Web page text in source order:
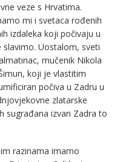
veze s Hrvatima.
mi i svetaca rođenih
izdaleka koji počivaju u
slavimo. Uostalom, sveti
mučenik Nikola
koji je vlastitim
počiva u Zadru u
zlatarske
sugrađana izvan Zadra to
razinama imamo